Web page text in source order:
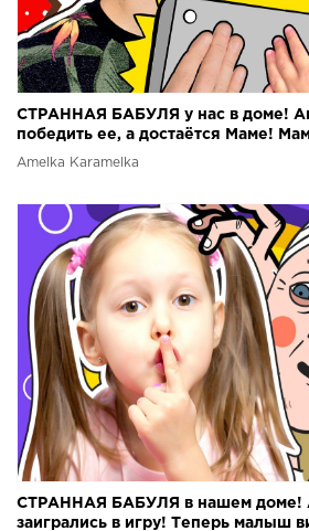
СТРАННАЯ БАБУЛЯ у нас в доме!
победить ее, а достаётся Маме!
Amelka Karamelka
СТРАННАЯ БАБУЛЯ в нашем доме!
заигрались в игру! Теперь малыш